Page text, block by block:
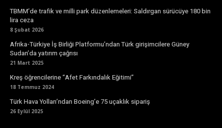
TBMM’de trafik ve milli park düzenlemeleri: Saldırgan sürücüye 180 bin
lira ceza
8 Şubat 2026
Afrika-Türkiye İş Birliği Platformu’ndan Türk girişimcilere Güney
Sudan’da yatırım çağrısı
21 Mart 2025
Kreş öğrencilerine “Afet Farkındalık Eğitimi”
18 Temmuz 2024
Türk Hava Yolları’ndan Boeing’e 75 uçaklık sipariş
26 Eylül 2025